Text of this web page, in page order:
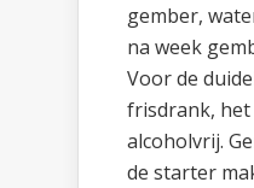
gember,
na week
Voor de
frisdrank, het
alcoholvrij.
de starter